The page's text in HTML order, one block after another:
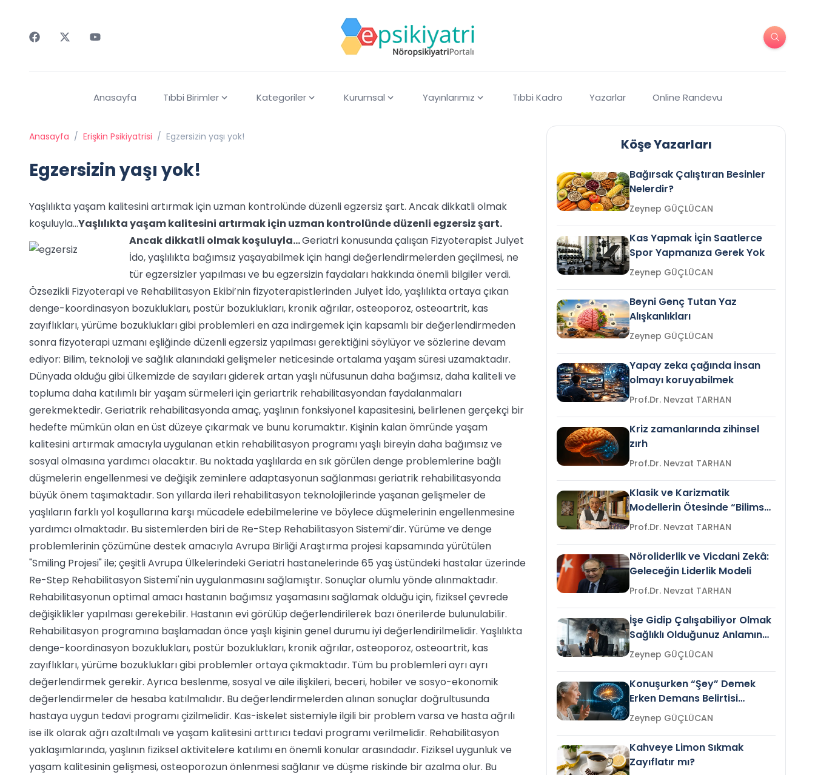
Anasayfa Tıbbi Birimler Kategoriler Kurumsal Yayınlarımız Tıbbi Kadro Yazarlar Online Randevu
Anasayfa / Erişkin Psikiyatrisi / Egzersizin yaşı yok!
Egzersizin yaşı yok!
Yaşlılıkta yaşam kalitesini artırmak için uzman kontrolünde düzenli egzersiz şart. Ancak dikkatli olmak
koşuluyla…Yaşlılıkta yaşam kalitesini artırmak için uzman kontrolünde düzenli egzersiz şart.
Ancak dikkatli olmak koşuluyla…Geriatri konusunda çalışan Fizyoterapist Julyet
İdo, yaşlılıkta bağımsız yaşayabilmek için hangi değerlendirmelerden geçilmesi, ne
tür egzersizler yapılması ve bu egzersizin faydaları hakkında önemli bilgiler verdi.
Özsezikli Fizyoterapi ve Rehabilitasyon Ekibi’nin fizyoterapistlerinden Julyet İdo, yaşlılıkta ortaya çıkan
denge-koordinasyon bozuklukları, postür bozuklukları, kronik ağrılar, osteoporoz, osteoartrit, kas
zayıflıkları, yürüme bozuklukları gibi problemleri en aza indirgemek için kapsamlı bir değerlendirmeden
sonra fizyoterapi uzmanı eşliğinde düzenli egzersiz yapılması gerektiğini söylüyor ve sözlerine devam
ediyor: Bilim, teknoloji ve sağlık alanındaki gelişmeler neticesinde ortalama yaşam süresi uzamaktadır.
Dünyada olduğu gibi ülkemizde de sayıları giderek artan yaşlı nüfusunun daha bağımsız, daha kaliteli ve
topluma daha katılımlı bir yaşam sürmeleri için geriartrik rehabilitasyondan faydalanmaları
gerekmektedir. Geriatrik rehabilitasyonda amaç, yaşlının fonksiyonel kapasitesini, belirlenen gerçekçi bir
hedefte mümkün olan en üst düzeye çıkarmak ve bunu korumaktır. Kişinin kalan ömründe yaşam
kalitesini artırmak amacıyla uygulanan etkin rehabilitasyon programı yaşlı bireyin daha bağımsız ve
sosyal olmasına yardımcı olacaktır. Bu noktada yaşlılarda en sık görülen denge problemlerine bağlı
düşmelerin engellenmesi ve değişik zeminlere adaptasyonun sağlanması geriatrik rehabilitasyonda
büyük önem taşımaktadır. Son yıllarda ileri rehabilitasyon teknolojilerinde yaşanan gelişmeler de
yaşlıların farklı yol koşullarına karşı mücadele edebilmelerine ve böylece düşmelerinin engellenmesine
yardımcı olmaktadır. Bu sistemlerden biri de Re-Step Rehabilitasyon Sistemi’dir. Yürüme ve denge
problemlerinin çözümüne destek amacıyla Avrupa Birliği Araştırma projesi kapsamında yürütülen
"Smiling Projesi" ile; çeşitli Avrupa Ülkelerindeki Geriatri hastanelerinde 65 yaş üstündeki hastalar üzerinde
Re-Step Rehabilitasyon Sistemi'nin uygulanmasını sağlamıştır. Sonuçlar olumlu yönde alınmaktadır.
Rehabilitasyonun optimal amacı hastanın bağımsız yaşamasını sağlamak olduğu için, fiziksel çevrede
değişiklikler yapılması gerekebilir. Hastanın evi görülüp değerlendirilerek bazı önerilerde bulunulabilir.
Rehabilitasyon programına başlamadan önce yaşlı kişinin genel durumu iyi değerlendirilmelidir. Yaşlılıkta
denge-koordinasyon bozuklukları, postür bozuklukları, kronik ağrılar, osteoporoz, osteoartrit, kas
zayıflıkları, yürüme bozuklukları gibi problemler ortaya çıkmaktadır. Tüm bu problemleri ayrı ayrı
değerlendirmek gerekir. Ayrıca beslenme, sosyal ve aile ilişkileri, beceri, hobiler ve sosyo-ekonomik
değerlendirmeler de hesaba katılmalıdır. Bu değerlendirmelerden alınan sonuçlar doğrultusunda
hastaya uygun tedavi programı çizilmelidir. Kas-iskelet sistemiyle ilgili bir problem varsa ve hasta ağrılı
ise ilk olarak ağrı azaltılmalı ve yaşam kalitesini arttırıcı tedavi programı verilmelidir. Rehabilitasyon
yaklaşımlarında, yaşlının fiziksel aktivitelere katılımı en önemli konular arasındadır. Fiziksel uygunluk ve
yaşam kalitesinin gelişmesi, osteoporozun önlenmesi sağlanır ve düşme riskinde bir azalma olur. Bu
Köşe Yazarları
Bağırsak Çalıştıran Besinler
Nelerdir?
Zeynep GÜÇLÜCAN
Kas Yapmak İçin Saatlerce
Spor Yapmanıza Gerek Yok
Zeynep GÜÇLÜCAN
Beyni Genç Tutan Yaz
Alışkanlıkları
Zeynep GÜÇLÜCAN
Yapay zeka çağında insan
olmayı koruyabilmek
Prof.Dr. Nevzat TARHAN
Kriz zamanlarında zihinsel
zırh
Prof.Dr. Nevzat TARHAN
Klasik ve Karizmatik
Modellerin Ötesinde “Bilimsel
Liderlik”
Prof.Dr. Nevzat TARHAN
Nöroliderlik ve Vicdani Zekâ:
Geleceğin Liderlik Modeli
Prof.Dr. Nevzat TARHAN
İşe Gidip Çalışabiliyor Olmak
Sağlıklı Olduğunuz Anlamına
Gelir mi?Zeynep GÜÇLÜCAN
Konuşurken “Şey” Demek
Erken Demans Belirtisi
Olabilir mi?Zeynep GÜÇLÜCAN
Kahveye Limon Sıkmak
Zayıflatır mı?